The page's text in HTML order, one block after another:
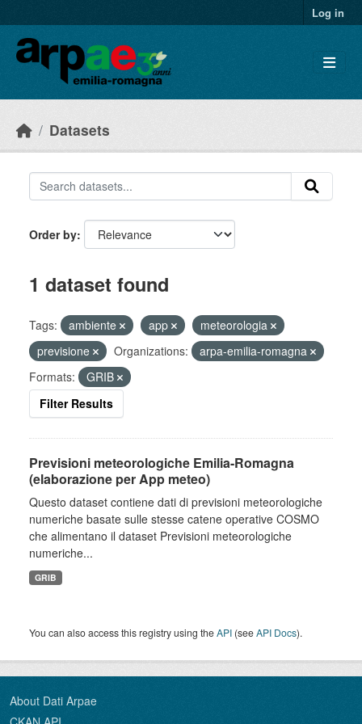
Log in
Datasets
Order by
1 dataset found
Tags: ambiente app
meteorologia
previsione
Organizations:
arpa-emilia-romagna
Formats:
GRIB
Filter Results
Previsioni meteorologiche Emilia-Romagna
(elaborazione per App meteo)
Questo dataset contiene dati di previsioni meteorologiche
numeriche basate sulle stesse catene operative COSMO
che alimentano il dataset Previsioni meteorologiche
numeriche...
GRIB
You can also access this registry using theAPI (seeAPI Docs).
About Dati Arpae